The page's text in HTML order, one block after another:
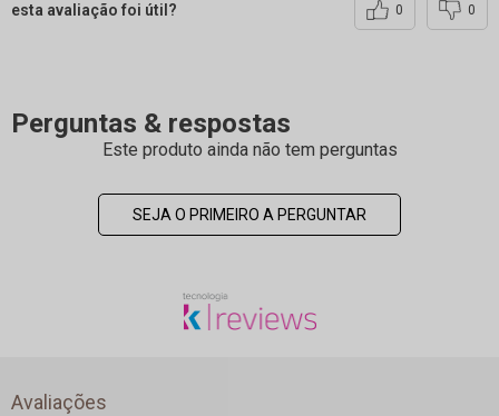
esta avaliação foi útil? 0 0
Perguntas & respostas
Este produto ainda não tem perguntas
SEJA O PRIMEIRO A PERGUNTAR
Avaliações